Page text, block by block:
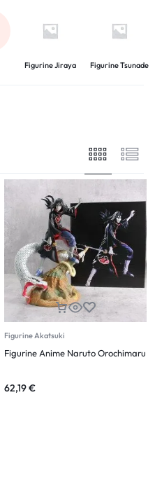
Figurine Jiraya Figurine Tsunade
Figurine Akatsuki
Figurine Anime Naruto Orochimaru
62,19€